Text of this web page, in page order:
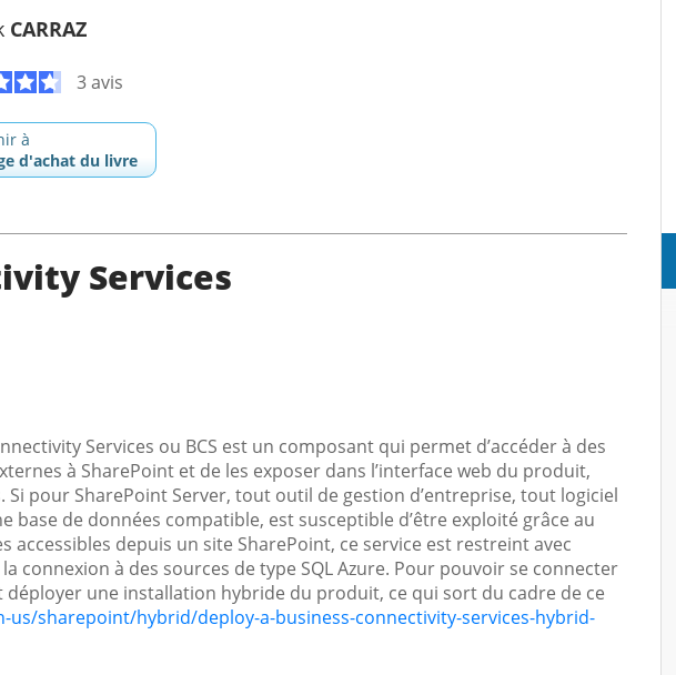
CARRAZ
3 avis
à
d'achat du livre
Services
Services ou BCS est un composant qui permet d’accéder à des
à SharePoint et de les exposer dans l’interface web du produit,
pour SharePoint Server, tout outil de gestion d’entreprise, tout logiciel
base de données compatible, est susceptible d’être exploité grâce au
accessibles depuis un site SharePoint, ce service est restreint avec
connexion à des sources de type SQL Azure. Pour pouvoir se connecter
déployer une installation hybride du produit, ce qui sort du cadre de ce
sharepoint/hybrid/deploy-a-business-connectivity-services-hybrid-